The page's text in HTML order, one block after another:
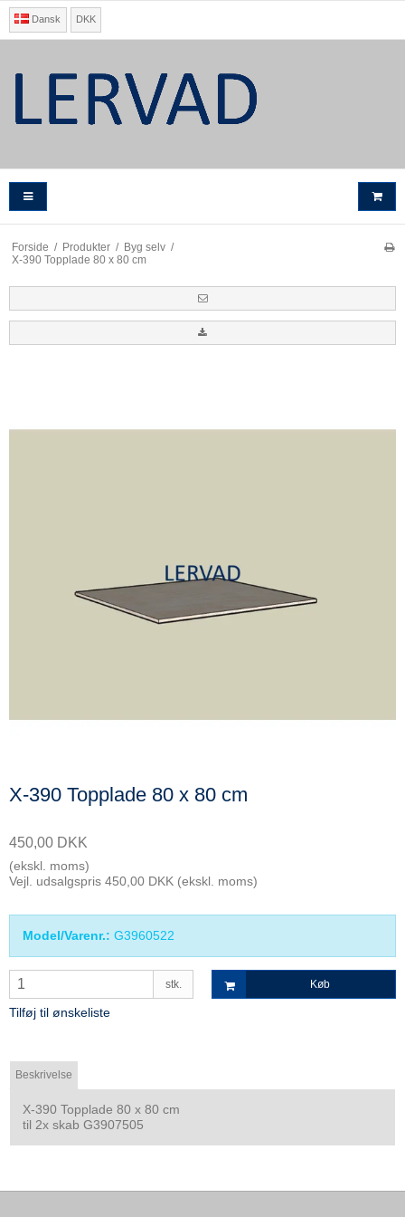
Dansk DKK
Forside / Produkter / Byg selv /
X-390 Topplade 80 x 80 cm
X-390 Topplade 80 x 80 cm
450,00 DKK
(ekskl. moms)
Vejl. udsalgspris 450,00 DKK (ekskl. moms)
Model/Varenr.: G3960522
stk. Køb
Tilføj til ønskeliste
Beskrivelse
X-390 Topplade 80 x 80 cm
til 2x skab G3907505